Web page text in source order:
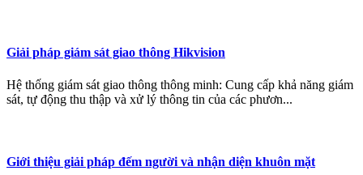
Giải pháp giám sát giao thông Hikvision
Hệ thống giám sát giao thông thông minh: Cung cấp khả năng giám
sát, tự động thu thập và xử lý thông tin của các phươn...
Giới thiệu giải pháp đếm người và nhận diện khuôn mặt